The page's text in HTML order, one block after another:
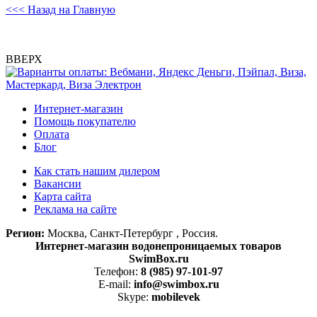
<<< Назад на Главную
ВВЕРХ
Интернет-магазин
Помощь покупателю
Оплата
Блог
Как стать нашим дилером
Вакансии
Карта сайта
Реклама на сайте
Регион: Москва, Санкт-Петербург , Россия.
Интернет-магазин водонепроницаемых товаров
SwimBox.ru
Телефон: 8 (985) 97-101-97
E-mail: info@swimbox.ru
Skype: mobilevek